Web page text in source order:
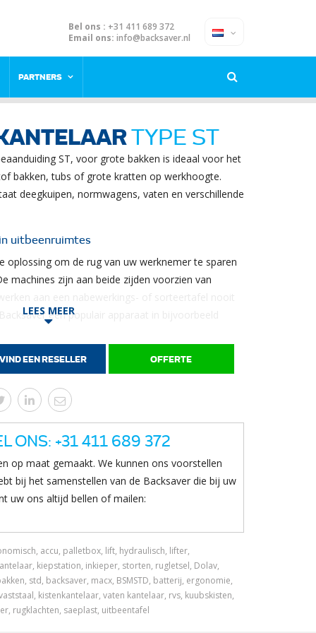
Bel ons : +31 411 689 372
Email ons: info@backsaver.nl
PARTNERS
TYPE ST
ST, voor grote bakken is ideaal voor het
bakken, tubs of grote kratten op werkhoogte.
deegkuipen, normwagens, vaten en verschillende
uitbeenruimtes
oplossing om de rug van uw werknemer te sparen
machines zijn aan beide zijden voorzien van
een populair apparaat in bijvoorbeeld
door uw productie verplaatst, vergelijkbaar met
geplaatst op de werkplek waar u deze leeg
gekanteld tot het product wordt aangereikt. Naar
bij het gebruik van een Backsaver is dat bukken
risico op blessures voor uw werknemers wordt
die fitter blijven en mogelijk meer
worden ingezet dankzij een eigen oplaadbare
mogelijk tot ca. 50 bakken van 900kg leeg te
alvorens ’s nachts opgeladen te moeten worden.
bakken met een maximale hoogte van ca. 1
LEES MEER
VIND EEN RESELLER OFFERTE
ONS: +31 411 689 372
op maat gemaakt. We kunnen ons voorstellen
bij het samenstellen van de Backsaver die bij uw
uw ons altijd bellen of mailen:
accu, palletbox, lift, hydraulisch, lifter,
kiepstation, inkieper, storten, rugletsel, Dolav,
std, backsaver, macx, BSMSTD, batterij, ergonomie,
kistenkantelaar, vaten kantelaar, rvs, kuubskisten,
rugklachten, saeplast, uitbeentafel